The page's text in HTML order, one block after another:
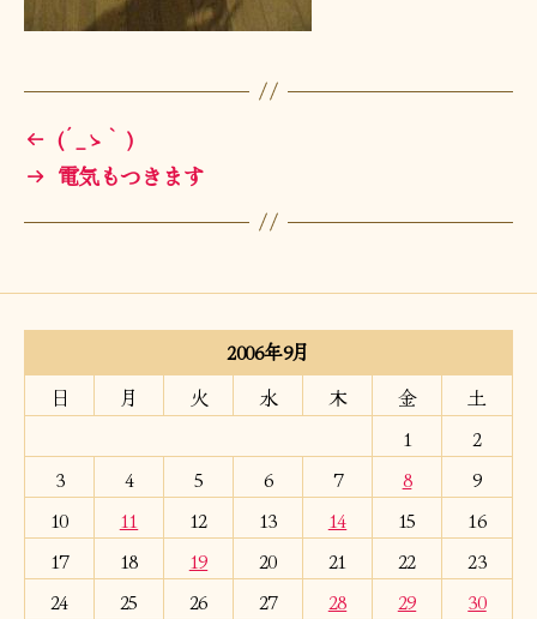
← (´_ゝ｀)
→ 電気もつきます
2006年9月
日
月 火 水 木 金
土
1
2
3
4 5 6 7 8
9
10
11 12 13 14 15
16
17
18 19 20 21 22
23
24
25 26 27 28 29 30